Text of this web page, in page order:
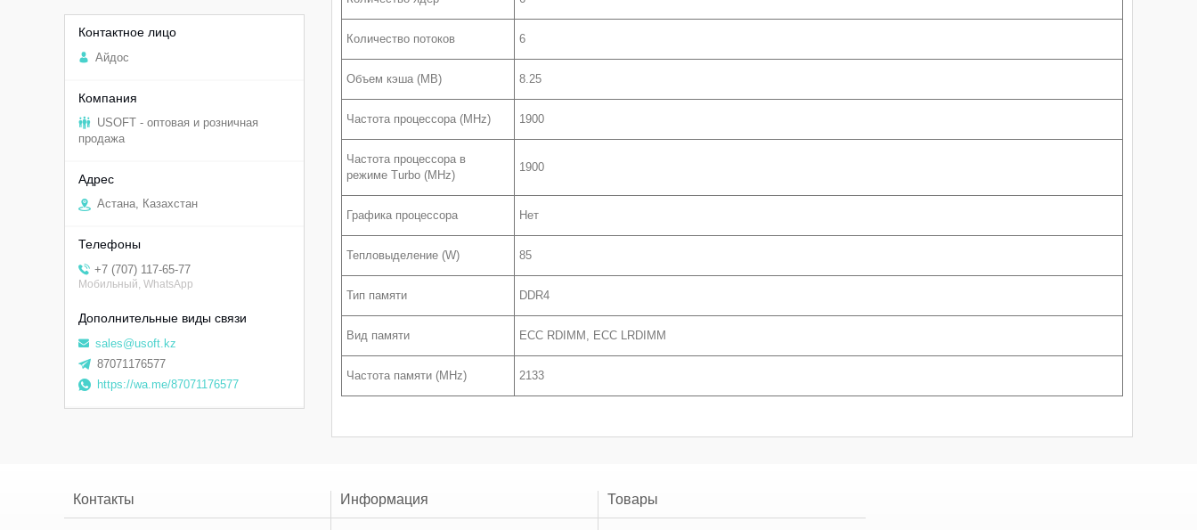
Количество потоков 6
Объем кэша (MB) 8.25
Частота процессора (MHz) 1900
Частота процессора в
режиме Turbo (MHz)
1900
Графика процессора Нет
Тепловыделение (W) 85
Тип памяти DDR4
Вид памяти ECC RDIMM, ECC LRDIMM
Частота памяти (MHz) 2133
Aйдоc
USOFT - оптовая и розничная
продажа
Астана, Казахстан
+7 (707) 117-65-77
Мобильный, WhatsApp
sales@usoft.kz
87071176577
https://wa.me/87071176577
Контакты Информация Товары